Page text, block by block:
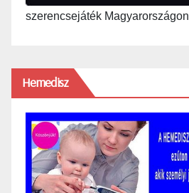
szerencsejáték Magyarországon
Hemedisz